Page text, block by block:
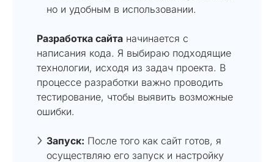
но и удобным в использовании.
Разработка сайта начинается с
написания кода. Я выбираю подходящие
технологии, исходя из задач проекта. В
процессе разработки важно проводить
тестирование, чтобы выявить возможные
ошибки.
Запуск: После того как сайт готов, я
осуществляю его запуск и настройку